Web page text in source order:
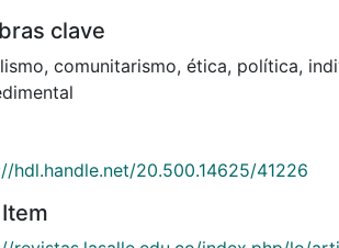
clave
, comunitarismo, ética, política,
hdl.handle.net/20.500.14625/41226